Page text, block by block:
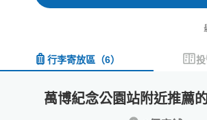
interact
and
date.
interact
and
a
date.
行李寄放區 （6）
萬博紀念公園站附近推薦